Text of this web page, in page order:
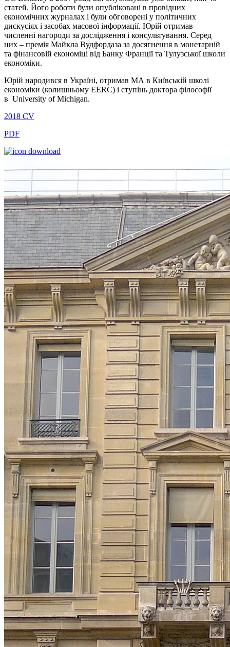
статей. Його роботи були опубліковані в провідних
економічних журналах і були обговорені у політичних
дискусіях і засобах масової інформації. Юрій отримав
численні нагороди за дослідження і консультування. Серед
них – премія Майкла Вудфордаза за досягнення в монетарній
та фінансовій економіці від Банку Франції та Тулузської школи
економіки.
Юрій народився в Україні, отримав МА в Київській школі
економіки (колишньому EERC) і ступінь доктора філософії
в University of Michigan.
2018 CV
PDF